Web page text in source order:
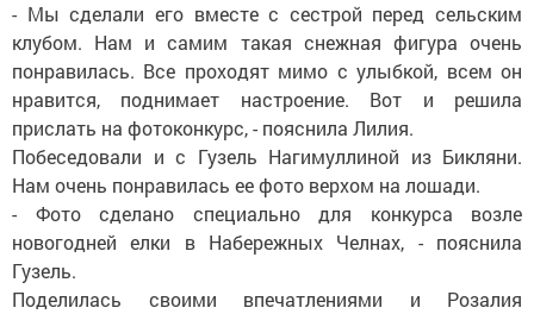
- Мы сделали его вместе с сестрой перед сельским
клубом. Нам и самим такая снежная фигура очень
понравилась. Все проходят мимо с улыбкой, всем он
нравится, поднимает настроение. Вот и решила
прислать на фотоконкурс, - пояснила Лилия.
Побеседовали и с Гузель Нагимуллиной из Бикляни.
Нам очень понравилась ее фото верхом на лошади.
- Фото сделано специально для конкурса возле
новогодней елки в Набережных Челнах, - пояснила
Гузель.
Поделилась своими впечатлениями и Розалия